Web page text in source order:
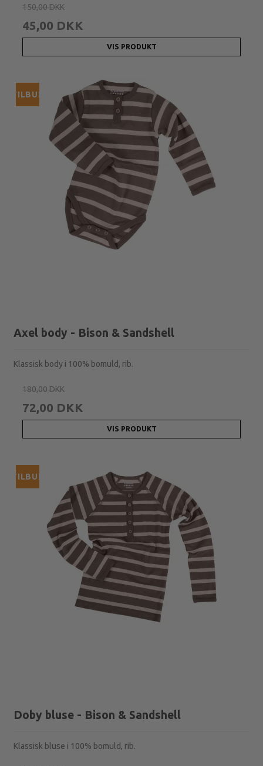
150,00 DKK
45,00 DKK
VIS PRODUKT
TILBUD
Axel body - Bison & Sandshell
Klassisk body i 100% bomuld, rib.
180,00 DKK
72,00 DKK
VIS PRODUKT
TILBUD
Doby bluse - Bison & Sandshell
Klassisk bluse i 100% bomuld, rib.